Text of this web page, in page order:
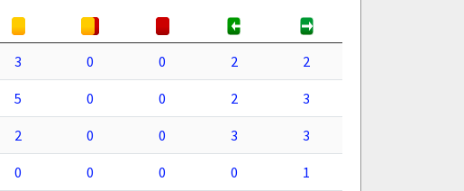
3 0 0 2 2
5 0 0 2 3
2 0 0 3 3
0 0 0 0 1